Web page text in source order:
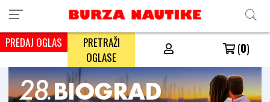
PREDAJ OGLAS
PRETRAŽI
OGLASE
(0)